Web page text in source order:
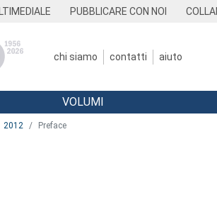
PUBBLICARE CON NOI
chi siamo contatti aiuto
VOLUMI
2012 Preface